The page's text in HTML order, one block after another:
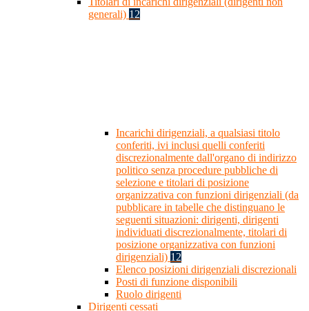
generali) 12
Incarichi dirigenziali, a qualsiasi titolo
conferiti, ivi inclusi quelli conferiti
discrezionalmente dall'organo di indirizzo
politico senza procedure pubbliche di
selezione e titolari di posizione
organizzativa con funzioni dirigenziali (da
pubblicare in tabelle che distinguano le
seguenti situazioni: dirigenti, dirigenti
individuati discrezionalmente, titolari di
posizione organizzativa con funzioni
dirigenziali) 12
Elenco posizioni dirigenziali discrezionali
Posti di funzione disponibili
Ruolo dirigenti
Dirigenti cessati